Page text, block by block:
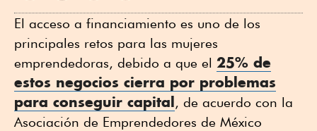
El acceso a financiamiento es uno de los
principales retos para las mujeres
emprendedoras, debido a que el 25% de
estos negocios cierra por problemas
para conseguir capital, de acuerdo con la
Asociación de Emprendedores de México